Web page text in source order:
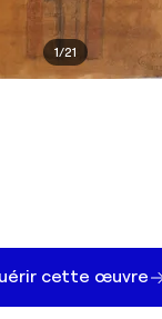
1/21
cette œuvre